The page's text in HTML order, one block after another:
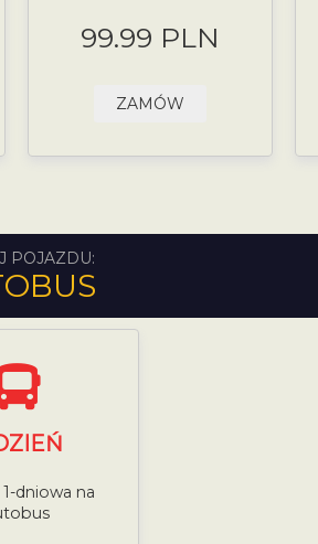
99.99 PLN
ZAMÓW
POJAZDU:
dniowa na